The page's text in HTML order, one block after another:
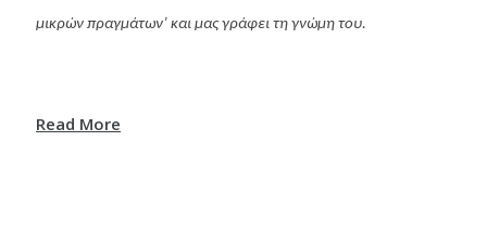
μικρών πραγμάτων’ και μας γράφει τη γνώμη του.
Read More